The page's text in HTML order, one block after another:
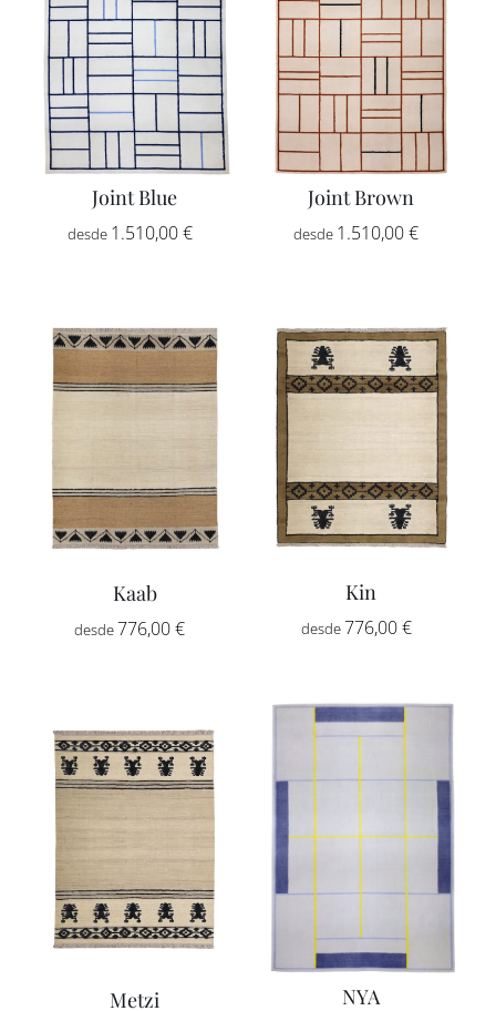
Joint Blue
1.510,00€
desde
1.510,00 €
hasta
2.555,00 €
Joint Brown
1.510,00€
desde
hasta
Kaab
776,00€
776,00 €
hasta
2.592,00 €
Kin
776,00€
hasta
2.592,00
Metzi NYA